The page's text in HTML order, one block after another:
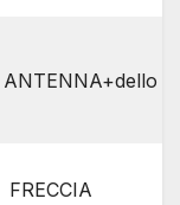
ANTENNA+dello
FRECCIA